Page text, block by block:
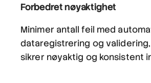
Forbedret nøyaktighet
Minimer antall feil med
dataregistrering og
sikrer nøyaktig og konsistent